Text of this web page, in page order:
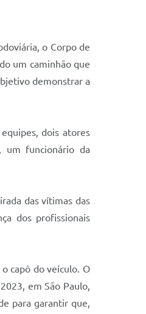
o Corpo de
um caminhão que
demonstrar a
dois atores
um funcionário da
das vítimas das
dos profissionais
capô do veículo. O
em São Paulo,
para garantir que,